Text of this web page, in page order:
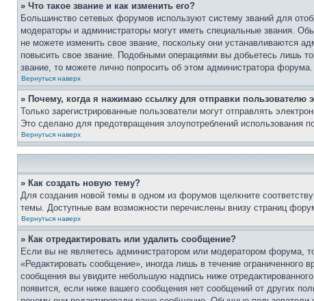
» Что такое звание и как изменить его?
Большинство сетевых форумов используют систему званий для
модераторы и администраторы могут иметь специальные звания.
не можете изменить свое звание, поскольку они устанавливаются
повысить свое звание. Подобными операциями вы добьетесь лишь
звание, то можете лично попросить об этом администратора форума.
Вернуться наверх
» Почему, когда я нажимаю ссылку для отправки пользователю
Только зарегистрированные пользователи могут отправлять
Это сделано для предотвращения злоупотреблений использования
Вернуться наверх
» Как создать новую тему?
Для создания новой темы в одном из форумов щелкните
темы. Доступные вам возможности перечислены внизу страниц
Вернуться наверх
» Как отредактировать или удалить сообщение?
Если вы не являетесь администратором или модератором форума,
«Редактировать сообщение», иногда лишь в течение
сообщения вы увидите небольшую надпись ниже
появится, если ниже вашего сообщения нет сообщений от других